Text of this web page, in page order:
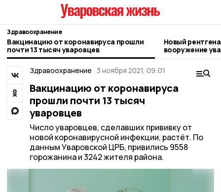
Здравоохранение
Вакцинацию от коронавируса прошли
почти 13 тысяч уваровцев
Новый
вооружение
Здравоохранение 3 ноября 2021, 09:01
Вакцинацию от коронавируса
прошли почти 13 тысяч
уваровцев
Число уваровцев, сделавших прививку от
новой коронавирусной инфекции, растёт. По
данным Уваровской ЦРБ, привились 9558
горожанина и 3242 жителя района.